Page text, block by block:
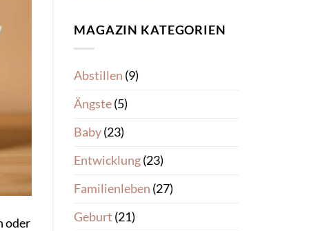
oder
MAGAZIN KATEGORIEN
Abstillen (9)
Ängste(5)
Baby(23)
Entwicklung(23)
Familienleben (27)
Geburt (21)